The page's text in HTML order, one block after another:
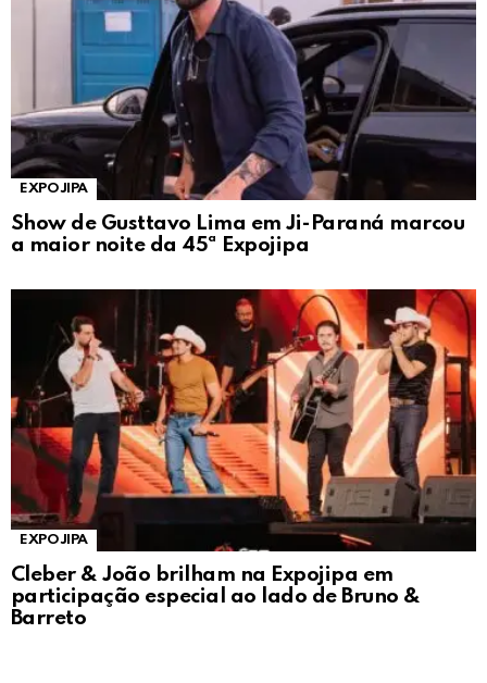
EXPOJIPA
Show de Gusttavo Lima em Ji-Paraná marcou
a maior noite da 45ª Expojipa
EXPOJIPA
Cleber & João brilham na Expojipa em
participação especial ao lado de Bruno &
Barreto